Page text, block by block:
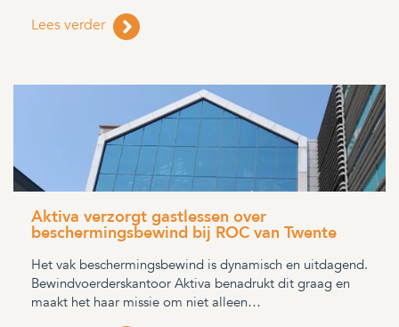
Lees verder
Aktiva verzorgt gastlessen over
beschermingsbewind bij ROC van Twente
Het vak beschermingsbewind is dynamisch en uitdagend.
Bewindvoerderskantoor Aktiva benadrukt dit graag en
maakt het haar missie om niet alleen…